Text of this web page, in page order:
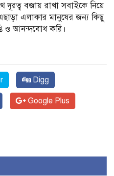
দূরত্ব বজায় রাখা সবাইকে নিয়ে
এলাকার মানুষের জন্য কিছু
ও আনন্দবোধ করি।
Digg
Google Plus